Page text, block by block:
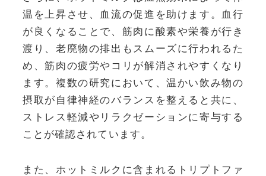
温を上昇させ、血流の促進を助けます。血行
が良くなることで、筋肉に酸素や栄養が行き
渡り、老廃物の排出もスムーズに行われるた
め、筋肉の疲労やコリが解消されやすくなり
ます。複数の研究において、温かい飲み物の
摂取が自律神経のバランスを整えると共に、
ストレス軽減やリラクゼーションに寄与する
ことが確認されています。
また、ホットミルクに含まれるトリプトファ